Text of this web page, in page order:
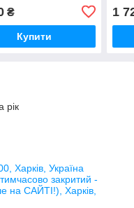
₴
Купити
1
рік
Харків, Україна
закритий -
САЙТІ!), Харків,